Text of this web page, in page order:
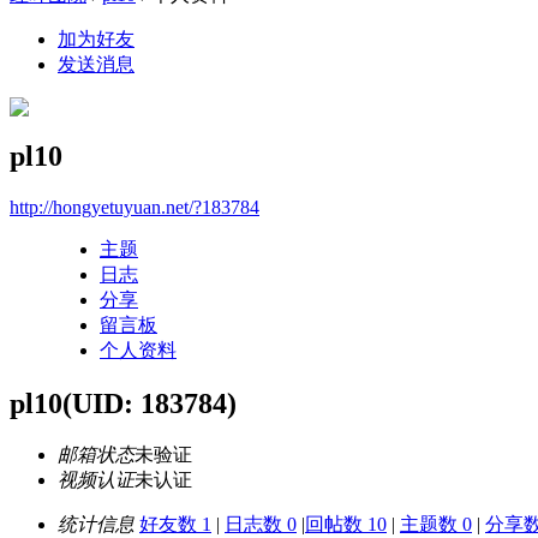
加为好友
发送消息
pl10
http://hongyetuyuan.net/?183784
主题
日志
分享
留言板
个人资料
pl10(UID: 183784)
邮箱状态未验证
视频认证未认证
统计信息 好友数 1 | 日志数 0 |回帖数 10 | 主题数 0 | 分享